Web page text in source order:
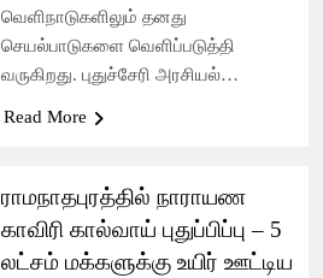
வெளிநாடுகளிலும் தனது
செயல்பாடுகளை வெளிப்படுத்தி
வருகிறது. புதுச்சேரி அரசியல்…
Read More
ராமநாதபுரத்தில் நாராயண
காவிரி கால்வாய் புதுப்பிப்பு – 5
லட்சம் மக்களுக்கு உயிர் ஊட்டிய